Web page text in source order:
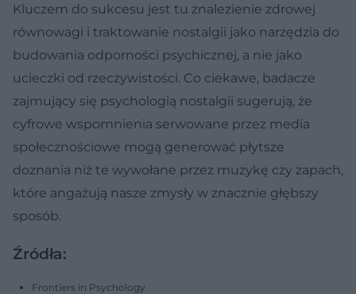
Kluczem do sukcesu jest tu znalezienie zdrowej
równowagi i traktowanie nostalgii jako narzędzia do
budowania odporności psychicznej, a nie jako
ucieczki od rzeczywistości. Co ciekawe, badacze
zajmujący się psychologią nostalgii sugerują, że
cyfrowe wspomnienia serwowane przez media
społecznościowe mogą generować płytsze
doznania niż te wywołane przez muzykę czy zapach,
które angażują nasze zmysły w znacznie głębszy
sposób.
Źródła:
Frontiers in Psychology